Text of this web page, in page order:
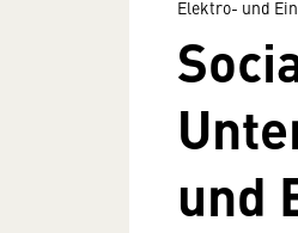
Elektro- und
und